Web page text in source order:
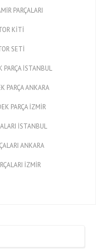
PARÇALARI
KİTİ
SETİ
İSTANBUL
PARÇA ANKARA
PARÇA İZMİR
İSTANBUL
ANKARA
İZMİR